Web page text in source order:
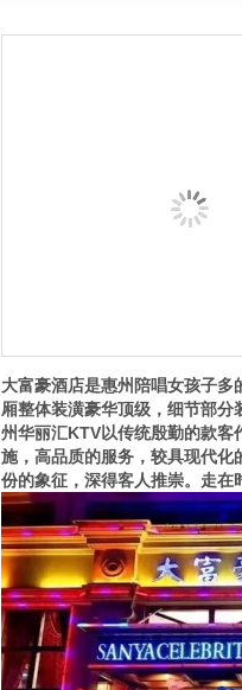
大富豪酒店是惠州陪唱女孩子
厢整体装潢豪华顶级，细节部
州华丽汇KTV以传统殷勤的款客
施，高品质的服务，较具现代
份的象征，深得客人推崇。走